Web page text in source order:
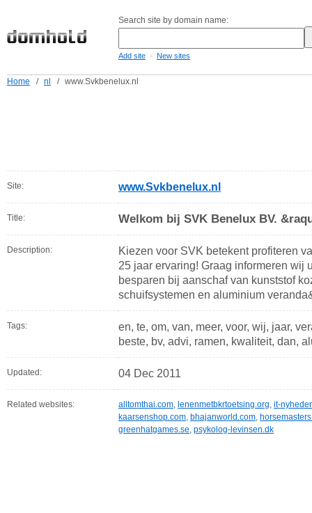
Search site by domain name:
Add site - New sites
Home / nl / www.Svkbenelux.nl
Site: www.Svkbenelux.nl
Title: Welkom bij SVK Benelux BV.
Description:
Kiezen voor SVK betekent profiteren
25 jaar ervaring! Graag informeren wij
besparen bij aanschaf van kunststof
schuifsystemen en aluminium
Tags:
en, te, om, van, meer, voor, wij, jaar,
beste, bv, advi, ramen, kwaliteit, dan,
Updated: 04 Dec 2011
Related websites: alltomthai.com, lenenmetbkrtoetsing.org, it-
kaarsenshop.com, bhajanworld.com,
greenhatgames.se, psykolog-levinsen.dk